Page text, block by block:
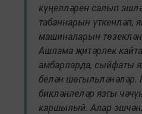
күңелләрен салып
табаннарын үткенләп,
машиналарын
Ашлама җитәрлек
амбарларда, сыйфаты
белән шөгыльләнәләр.
бикләнлеләр язгы
каршылый. Алар